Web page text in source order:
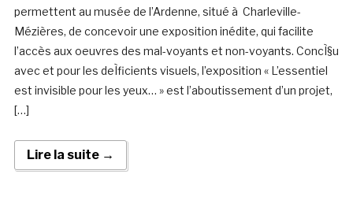
permettent au musée de l’Ardenne, situé à Charleville-
Mézières, de concevoir une exposition inédite, qui facilite
l’accès aux oeuvres des mal-voyants et non-voyants. ConcÌ§u
avec et pour les deÌficients visuels, l’exposition « L’essentiel
est invisible pour les yeux… » est l’aboutissement d’un projet,
[…]
Lire la suite →